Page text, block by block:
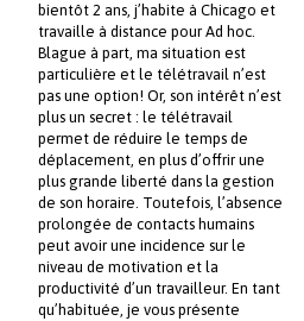
bientôt 2 ans, j’habite à Chicago et
travaille à distance pour Ad hoc.
Blague à part, ma situation est
particulière et le télétravail n’est
pas une option! Or, son intérêt n’est
plus un secret : le télétravail
permet de réduire le temps de
déplacement, en plus d’offrir une
plus grande liberté dans la gestion
de son horaire. Toutefois, l’absence
prolongée de contacts humains
peut avoir une incidence sur le
niveau de motivation et la
productivité d’un travailleur. En tant
qu’habituée, je vous présente